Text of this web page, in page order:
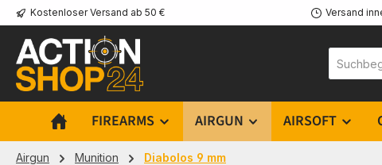
Hauptinhalt springen
Zur Suche springen
Zur Hauptnavigation springen
Kostenloser Versand ab 50 € Versand
FIREARMS AIRGUN AIRSOFT
Airgun Munition Diabolos 9 mm